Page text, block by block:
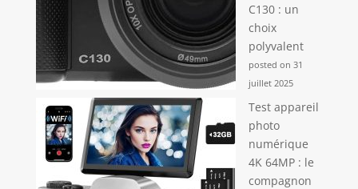
C130 : un
choix
polyvalent
posted on 31
juillet 2025
Test appareil
photo
numérique
4K 64MP : le
compagnon